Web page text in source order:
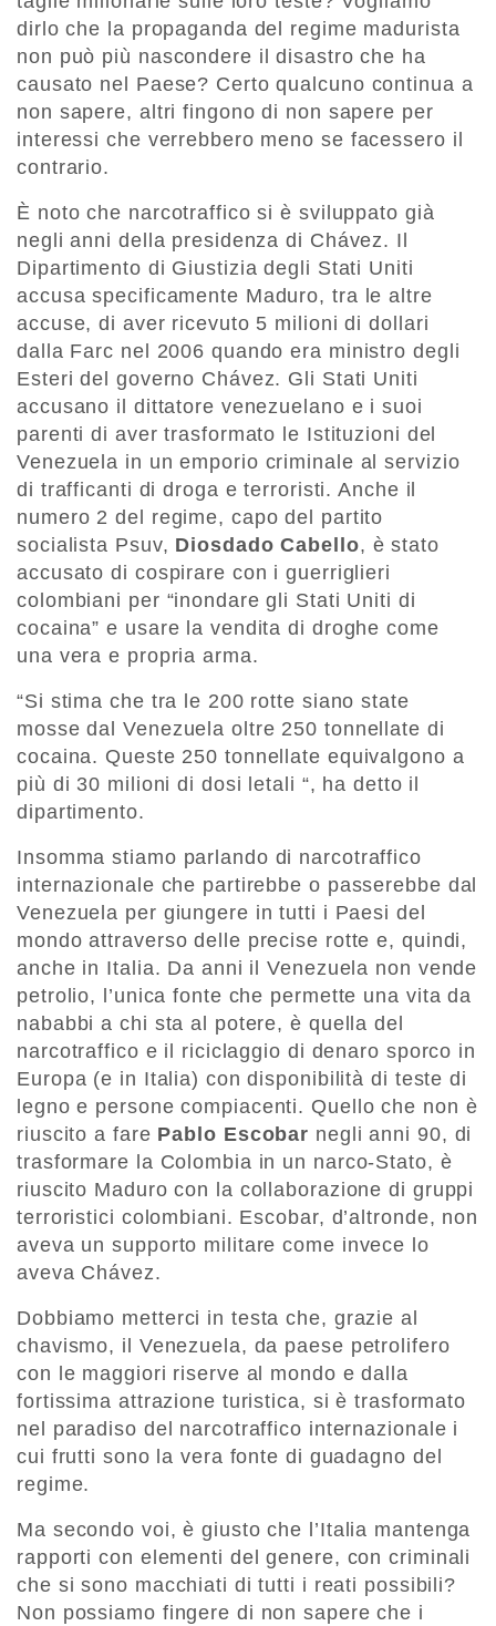
dirlo che la propaganda del regime madurista
non può più nascondere il disastro che ha
causato nel Paese? Certo qualcuno continua a
non sapere, altri fingono di non sapere per
interessi che verrebbero meno se facessero il
contrario.
È noto che narcotraffico si è sviluppato già
negli anni della presidenza di Chávez. Il
Dipartimento di Giustizia degli Stati Uniti
accusa specificamente Maduro, tra le altre
accuse, di aver ricevuto 5 milioni di dollari
dalla Farc nel 2006 quando era ministro degli
Esteri del governo Chávez. Gli Stati Uniti
accusano il dittatore venezuelano e i suoi
parenti di aver trasformato le Istituzioni del
Venezuela in un emporio criminale al servizio
di trafficanti di droga e terroristi. Anche il
numero 2 del regime, capo del partito
socialista Psuv, Diosdado Cabello, è stato
accusato di cospirare con i guerriglieri
colombiani per “inondare gli Stati Uniti di
cocaina” e usare la vendita di droghe come
una vera e propria arma.
“Si stima che tra le 200 rotte siano state
mosse dal Venezuela oltre 250 tonnellate di
cocaina. Queste 250 tonnellate equivalgono a
più di 30 milioni di dosi letali “, ha detto il
dipartimento.
Insomma stiamo parlando di narcotraffico
internazionale che partirebbe o passerebbe dal
Venezuela per giungere in tutti i Paesi del
mondo attraverso delle precise rotte e, quindi,
anche in Italia. Da anni il Venezuela non vende
petrolio, l’unica fonte che permette una vita da
nababbi a chi sta al potere, è quella del
narcotraffico e il riciclaggio di denaro sporco in
Europa (e in Italia) con disponibilità di teste di
legno e persone compiacenti. Quello che non è
riuscito a fare Pablo Escobar negli anni 90, di
trasformare la Colombia in un narco-Stato, è
riuscito Maduro con la collaborazione di gruppi
terroristici colombiani. Escobar, d’altronde, non
aveva un supporto militare come invece lo
aveva Chávez.
Dobbiamo metterci in testa che, grazie al
chavismo, il Venezuela, da paese petrolifero
con le maggiori riserve al mondo e dalla
fortissima attrazione turistica, si è trasformato
nel paradiso del narcotraffico internazionale i
cui frutti sono la vera fonte di guadagno del
regime.
Ma secondo voi, è giusto che l’Italia mantenga
rapporti con elementi del genere, con criminali
che si sono macchiati di tutti i reati possibili?
Non possiamo fingere di non sapere che i